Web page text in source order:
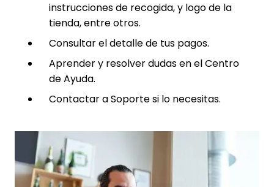
instrucciones de recogida, y logo de la
tienda, entre otros.
Consultar el detalle de tus pagos.
Aprender y resolver dudas en el Centro
de Ayuda.
Contactar a Soporte si lo necesitas.